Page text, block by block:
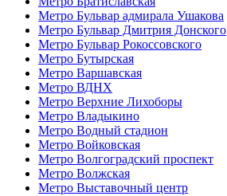
Метро Бульвар адмирала Ушакова
Метро Бульвар Дмитрия Донского
Метро Бульвар Рокоссовского
Метро Бутырская
Метро Варшавская
Метро ВДНХ
Метро Верхние Лихоборы
Метро Владыкино
Метро Водный стадион
Метро Войковская
Метро Волгоградский проспект
Метро Волжская
Метро Выставочный центр